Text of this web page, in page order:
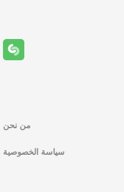
من نحن
سياسة الخصوصية